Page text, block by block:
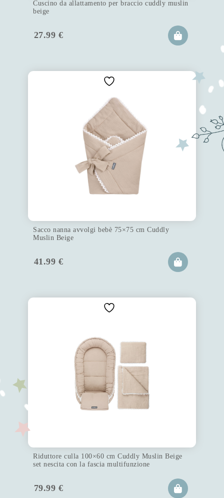
Cuscino da allattamento per braccio cuddly muslin
beige
27.99 €
Sacco nanna avvolgi bebè 75×75 cm Cuddly
Muslin Beige
41.99 €
Riduttore culla 100×60 cm Cuddly Muslin Beige
set nescita con la fascia multifunzione
79.99 €